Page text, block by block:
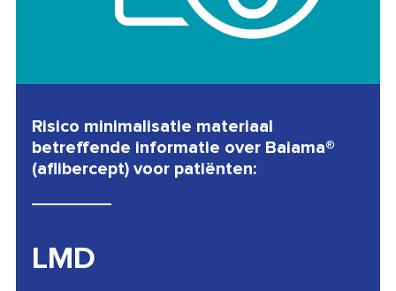
Risico minimalisatie materiaal
betreffende informatie over Baiama®
(aflibercept) voor patiënten:
LMD